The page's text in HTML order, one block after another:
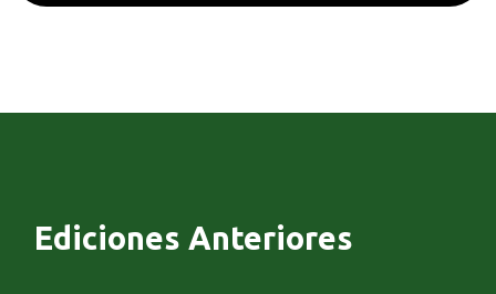
Ediciones Anteriores